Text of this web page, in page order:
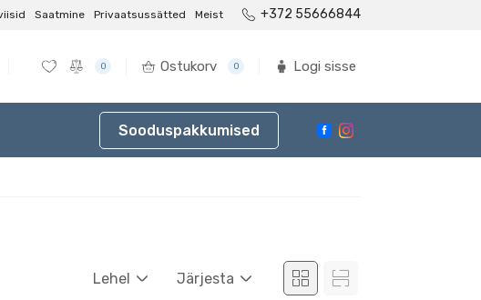
Saatmine Privaatsussätted Meist +372 55666844
0 Ostukorv 0 Logi sisse
Sooduspakkumised
Lehel Järjesta